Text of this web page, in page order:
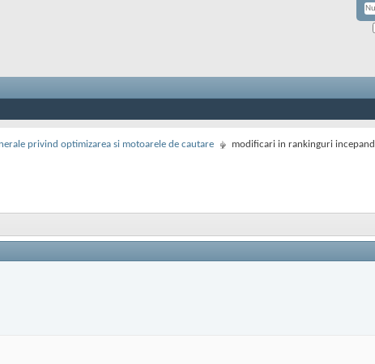
privind optimizarea si motoarele de cautare modificari in rankinguri